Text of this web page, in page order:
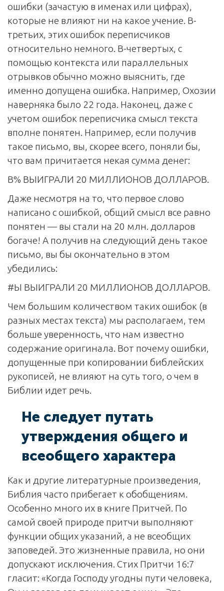
ошибки (зачастую в именах или цифрах),
которые не влияют ни на какое учение. В-
третьих, этих ошибок переписчиков
относительно немного. В-четвертых, с
помощью контекста или параллельных
отрывков обычно можно выяснить, где
именно допущена ошибка. Например, Охозии
наверняка было 22 года. Наконец, даже с
учетом ошибок переписчика смысл текста
вполне понятен. Например, если получив
такое письмо, вы, скорее всего, поняли бы,
что вам причитается некая сумма денег:
В% ВЫИГРАЛИ 20 МИЛЛИОНОВ ДОЛЛАРОВ.
Даже несмотря на то, что первое слово
написано с ошибкой, общий смысл все равно
понятен — вы стали на 20 млн. долларов
богаче! А получив на следующий день такое
письмо, вы бы окончательно в этом
убедились:
#Ы ВЫИГРАЛИ 20 МИЛЛИОНОВ ДОЛЛАРОВ.
Чем большим количеством таких ошибок (в
разных местах текста) мы располагаем, тем
больше уверенность, что нам известно
содержание оригинала. Вот почему ошибки,
допущенные при копировании библейских
рукописей, не влияют на суть того, о чем в
Библии идет речь.
Не следует путать
утверждения общего и
всеобщего характера
Как и другие литературные произведения,
Библия часто прибегает к обобщениям.
Особенно много их в книге Притчей. По
самой своей природе притчи выполняют
функции общих указаний, а не всеобщих
заповедей. Это жизненные правила, но они
допускают исключения. Стих Притчи 16:7
гласит: «Когда Господу угодны пути человека,